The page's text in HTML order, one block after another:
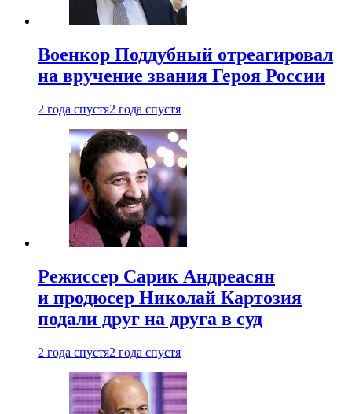
Военкор Поддубный отреагировал
на вручение звания Героя России
2 года спустя2 года спустя
Режиссер Сарик Андреасян
и продюсер Николай Картозия
подали друг на друга в суд
2 года спустя2 года спустя